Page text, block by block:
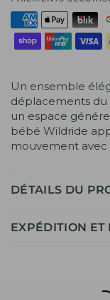
Un ensemble
déplacements du
un espace
bébé Wildride
mouvement avec
DÉTAILS DU
EXPÉDITION ET